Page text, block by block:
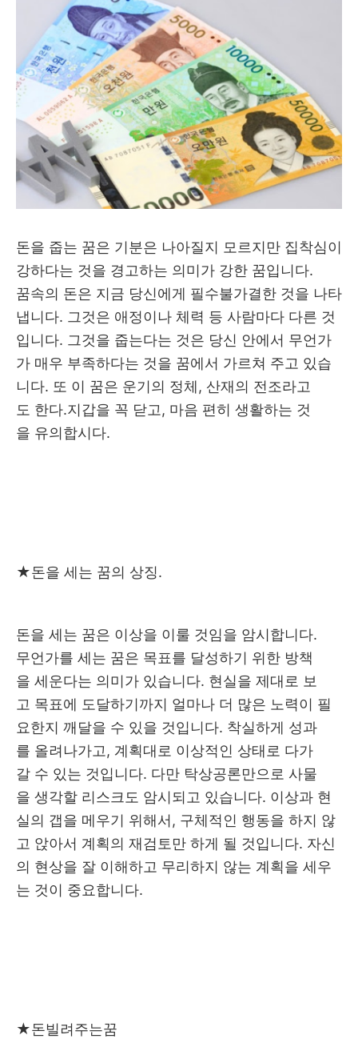
돈을 줍는 꿈은 기분은 나아질지 모르지만 집착심이
강하다는 것을 경고하는 의미가 강한 꿈입니다.
꿈속의 돈은 지금 당신에게 필수불가결한 것을 나타
냅니다. 그것은 애정이나 체력 등 사람마다 다른 것
입니다. 그것을 줍는다는 것은 당신 안에서 무언가
가 매우 부족하다는 것을 꿈에서 가르쳐 주고 있습
니다. 또 이 꿈은 운기의 정체, 산재의 전조라고
도 한다.지갑을 꼭 닫고, 마음 편히 생활하는 것
을 유의합시다.
★돈을 세는 꿈의 상징.
돈을 세는 꿈은 이상을 이룰 것임을 암시합니다.
무언가를 세는 꿈은 목표를 달성하기 위한 방책
을 세운다는 의미가 있습니다. 현실을 제대로 보
고 목표에 도달하기까지 얼마나 더 많은 노력이 필
요한지 깨달을 수 있을 것입니다. 착실하게 성과
를 올려나가고, 계획대로 이상적인 상태로 다가
갈 수 있는 것입니다. 다만 탁상공론만으로 사물
을 생각할 리스크도 암시되고 있습니다. 이상과 현
실의 갭을 메우기 위해서, 구체적인 행동을 하지 않
고 앉아서 계획의 재검토만 하게 될 것입니다. 자신
의 현상을 잘 이해하고 무리하지 않는 계획을 세우
는 것이 중요합니다.
★돈빌려주는꿈